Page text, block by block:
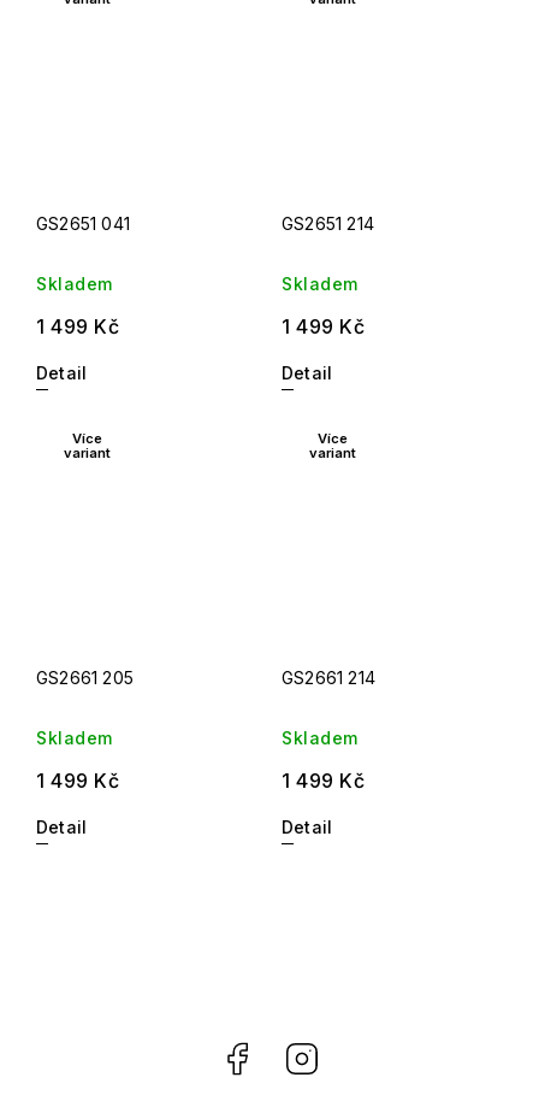
GS2651 041
Skladem
1 499 Kč
Detail
GS2651 214
Skladem
1 499 Kč
Detail
Více
variant
GS2661 205
Skladem
1 499 Kč
Detail
Více
variant
GS2661 214
Skladem
1 499 Kč
Detail
Facebook